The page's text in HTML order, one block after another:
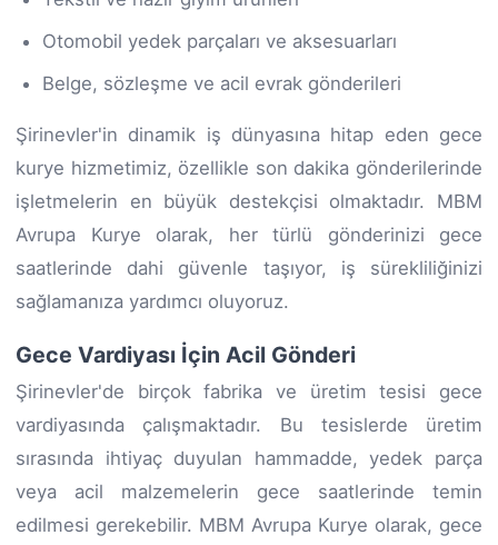
Otomobil yedek parçaları ve aksesuarları
Belge, sözleşme ve acil evrak gönderileri
Şirinevler'in dinamik iş dünyasına hitap eden gece
kurye hizmetimiz, özellikle son dakika gönderilerinde
işletmelerin en büyük destekçisi olmaktadır. MBM
Avrupa Kurye olarak, her türlü gönderinizi gece
saatlerinde dahi güvenle taşıyor, iş sürekliliğinizi
sağlamanıza yardımcı oluyoruz.
Gece Vardiyası İçin Acil Gönderi
Şirinevler'de birçok fabrika ve üretim tesisi gece
vardiyasında çalışmaktadır. Bu tesislerde üretim
sırasında ihtiyaç duyulan hammadde, yedek parça
veya acil malzemelerin gece saatlerinde temin
edilmesi gerekebilir. MBM Avrupa Kurye olarak, gece